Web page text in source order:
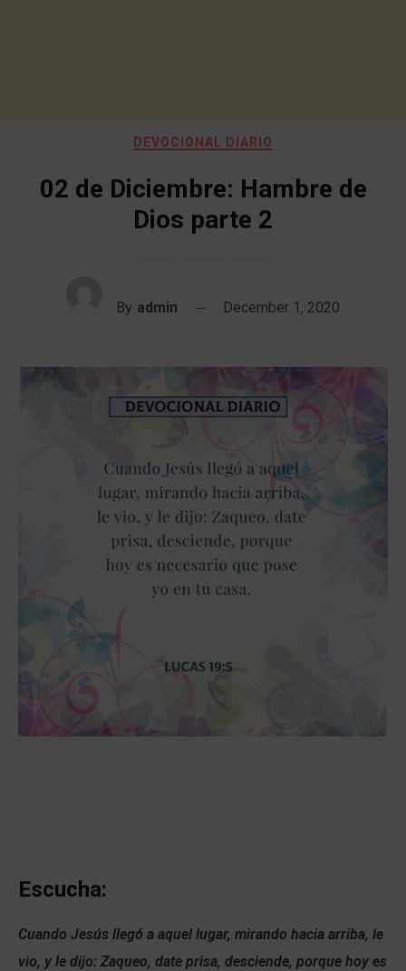
DEVOCIONAL DIARIO
02 de Diciembre: Hambre de
Dios parte 2
By admin December 1, 2020
Escucha:
Cuando Jesús llegó a aquel lugar, mirando hacia arriba, le
vio, y le dijo: Zaqueo, date prisa, desciende, porque hoy es